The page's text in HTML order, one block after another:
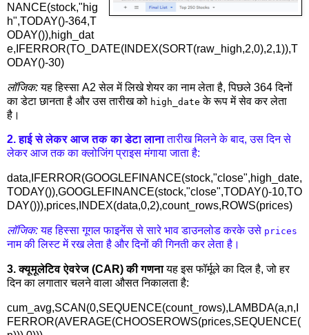
NANCE(stock,"hig
h",TODAY()-364,T
ODAY()),high_dat
e,IFERROR(TO_DATE(INDEX(SORT(raw_high,2,0),2,1)),T
ODAY()-30)
लॉजिक:यह हिस्सा A2 सेल में लिखे शेयर का नाम लेता है, पिछले 364 दिनों
का डेटा छानता है और उस तारीख को high_date के रूप में सेव कर लेता
है।
2. हाई से लेकर आज तक का डेटा लानातारीख मिलने के बाद, उस दिन से
लेकर आज तक का क्लोजिंग प्राइस मंगाया जाता है:
data,IFERROR(GOOGLEFINANCE(stock,"close",high_date,
TODAY()),GOOGLEFINANCE(stock,"close",TODAY()-10,TO
DAY())),prices,INDEX(data,0,2),count_rows,ROWS(prices)
लॉजिक:यह हिस्सा गूगल फाइनेंस से सारे भाव डाउनलोड करके उसे prices
नाम की लिस्ट में रख लेता है और दिनों की गिनती कर लेता है।
3. क्यूमूलेटिव ऐवरेज (CAR) की गणनायह इस फॉर्मूले का दिल है, जो हर
दिन का लगातार चलने वाला औसत निकालता है:
cum_avg,SCAN(0,SEQUENCE(count_rows),LAMBDA(a,n,I
FERROR(AVERAGE(CHOOSEROWS(prices,SEQUENCE(